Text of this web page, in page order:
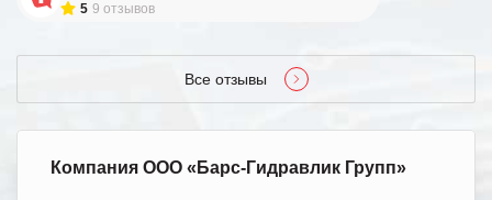
5 9 отзывов
Все отзывы
Компания ООО «Барс-Гидравлик Групп»